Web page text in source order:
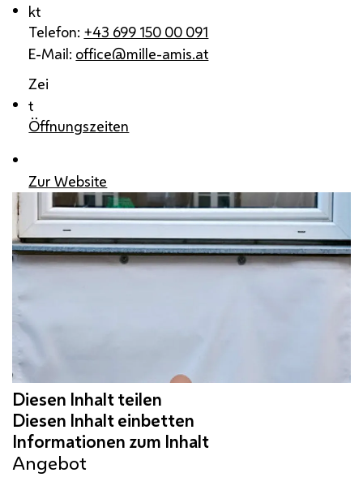
kt
Telefon: +43 699 150 00 091
E-Mail: office@mille-amis.at
Zei
t
Öffnungszeiten
Zur Website
Angebot